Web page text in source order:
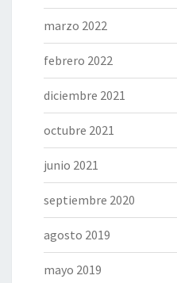
marzo 2022
febrero 2022
diciembre 2021
octubre 2021
junio 2021
septiembre 2020
agosto 2019
mayo 2019